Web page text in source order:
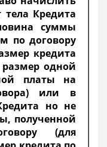
Кредита
суммы
по договору
кредита
одной
платы на
или в
но не
полученной
(для